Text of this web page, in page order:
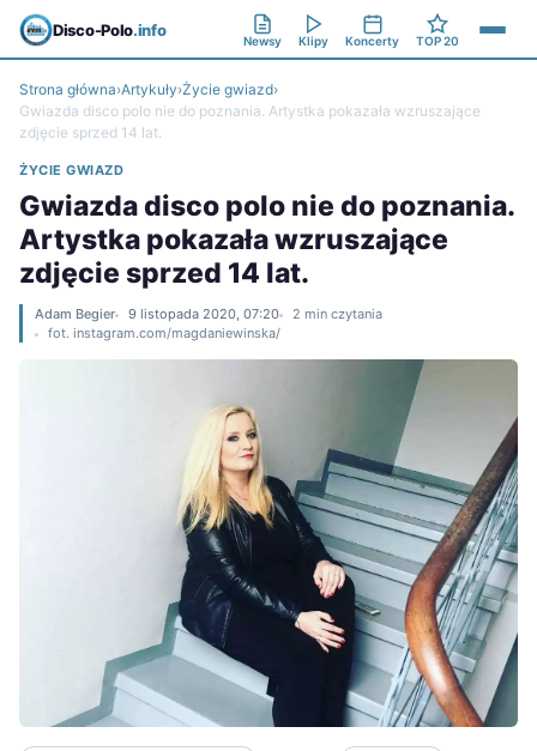
Disco-Polo.info
Newsy Klipy Koncerty TOP 20
Strona główna›Artykuły›Życie gwiazd›
Gwiazda disco polo nie do poznania. Artystka pokazała wzruszające
zdjęcie sprzed 14 lat.
ŻYCIE GWIAZD
Gwiazda disco polo nie do poznania.
Artystka pokazała wzruszające
zdjęcie sprzed 14 lat.
Adam Begier 9 listopada 2020, 07:20
2 min czytania
fot. instagram.com/magdaniewinska/